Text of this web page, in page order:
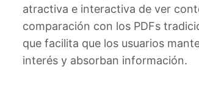
atractiva e interactiva de ver
comparación con los PDFs
que facilita que los usuarios
interés y absorban información.